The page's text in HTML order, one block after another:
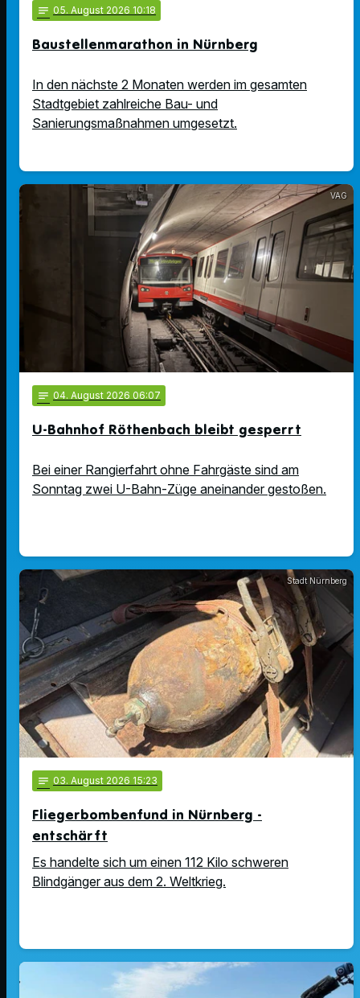
notes 05. August 2026 10:18
Baustellenmarathon in Nürnberg
In den nächste 2 Monaten werden im gesamten
Stadtgebiet zahlreiche Bau- und
Sanierungsmaßnahmen umgesetzt.
VAG
notes 04. August 2026 06:07
U-Bahnhof Röthenbach bleibt gesperrt
Bei einer Rangierfahrt ohne Fahrgäste sind am
Sonntag zwei U-Bahn-Züge aneinander gestoßen.
Stadt Nürnberg
notes 03. August 2026 15:23
Fliegerbombenfund in Nürnberg -
entschärft
Es handelte sich um einen 112 Kilo schweren
Blindgänger aus dem 2. Weltkrieg.